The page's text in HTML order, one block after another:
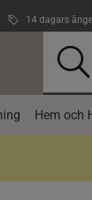
14 dagars
Hem och